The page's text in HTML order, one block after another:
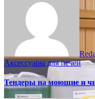
Аксессуары для печей
Тендеры на моющие и